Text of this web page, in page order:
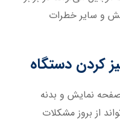
و سایر خطرات
نمایش و بدنه
از بروز مشکلات